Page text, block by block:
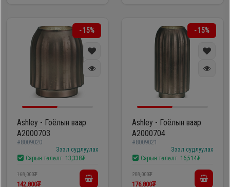
- 15%
Ashley - Гоёлын ваар
A2000703
#8009020
Зээл судлуулах
Сарын төлөлт: 13,338₮
168,000₮
142,800₮
- 15%
Ashley - Гоёлын ваар
A2000704
#8009021
Зээл судлуулах
Сарын төлөлт: 16,514₮
208,000₮
176,800₮